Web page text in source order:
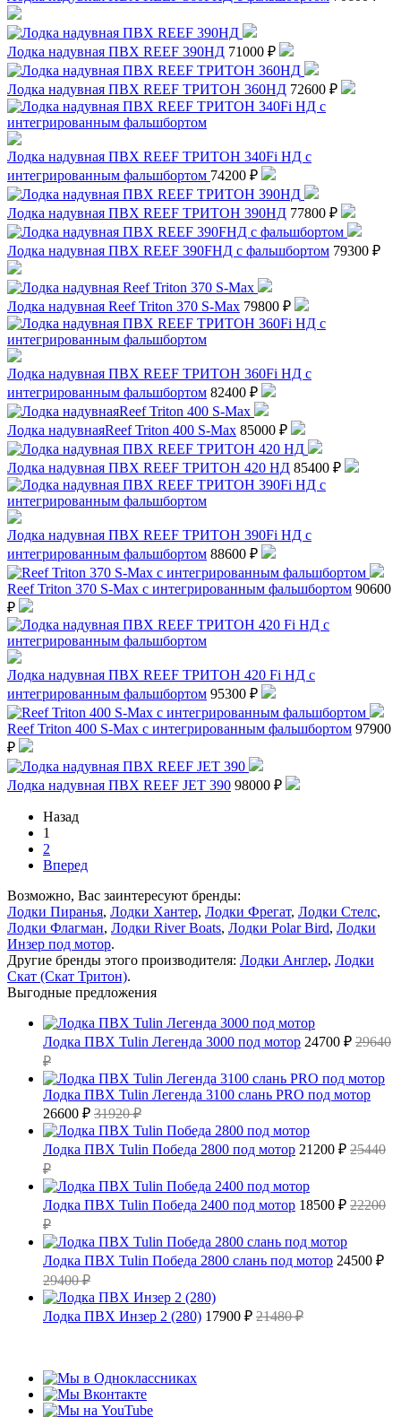
Лодка надувная ПВХ REEF 390НД 71000 ₽
Лодка надувная ПВХ REEF ТРИТОН 360НД 72600 ₽
Лодка надувная ПВХ REEF ТРИТОН 340Fi НД c
интегрированным фальшбортом 74200 ₽
Лодка надувная ПВХ REEF ТРИТОН 390НД 77800 ₽
Лодка надувная ПВХ REEF 390FНД с фальшбортом 79300 ₽
Лодка надувная Reef Triton 370 S-Max 79800 ₽
Лодка надувная ПВХ REEF ТРИТОН 360Fi НД с
интегрированным фальшбортом 82400 ₽
Лодка надувнаяReef Triton 400 S-Max 85000 ₽
Лодка надувная ПВХ REEF ТРИТОН 420 НД 85400 ₽
Лодка надувная ПВХ REEF ТРИТОН 390Fi НД с
интегрированным фальшбортом 88600 ₽
Reef Triton 370 S-Max с интегрированным фальшбортом 90600
₽
Лодка надувная ПВХ REEF ТРИТОН 420 Fi НД с
интегрированным фальшбортом 95300 ₽
Reef Triton 400 S-Max с интегрированным фальшбортом 97900
₽
Лодка надувная ПВХ REEF JET 390 98000 ₽
Назад
1
2
Вперед
Возможно, Вас заинтересуют бренды:
Лодки Пиранья, Лодки Хантер, Лодки Фрегат, Лодки Стелс,
Лодки Флагман, Лодки River Boats, Лодки Polar Bird, Лодки
Инзер под мотор.
Другие бренды этого производителя: Лодки Англер, Лодки
Скат (Скат Тритон).
Выгодные предложения
Лодка ПВХ Tulin Легенда 3000 под мотор 24700 ₽ 29640
₽
Лодка ПВХ Tulin Легенда 3100 слань PRO под мотор
26600 ₽ 31920 ₽
Лодка ПВХ Tulin Победа 2800 под мотор 21200 ₽ 25440
₽
Лодка ПВХ Tulin Победа 2400 под мотор 18500 ₽ 22200
₽
Лодка ПВХ Tulin Победа 2800 слань под мотор 24500 ₽
29400 ₽
Лодка ПВХ Инзер 2 (280) 17900 ₽ 21480 ₽